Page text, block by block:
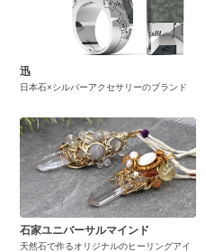
迅
日本石×シルバーアクセサリーのブランド
石家ユニバーサルマインド
天然石で作るオリジナルのヒーリングアイ